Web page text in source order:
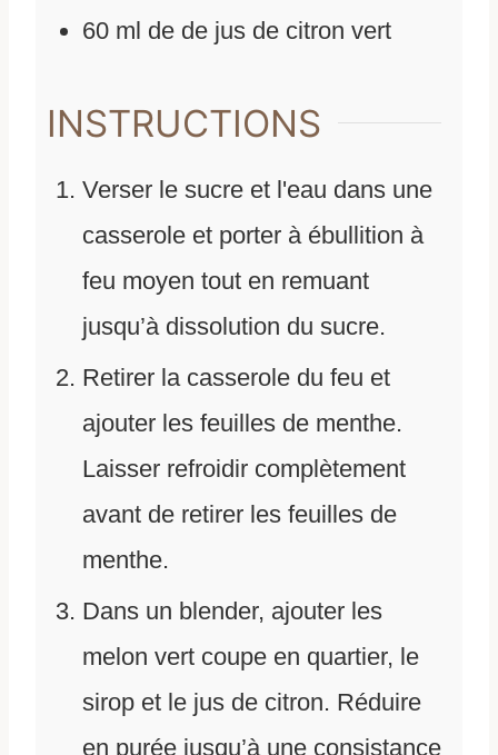
60 ml de de jus de citron vert
INSTRUCTIONS
Verser le sucre et l'eau dans une
casserole et porter à ébullition à
feu moyen tout en remuant
jusqu’à dissolution du sucre.
Retirer la casserole du feu et
ajouter les feuilles de menthe.
Laisser refroidir complètement
avant de retirer les feuilles de
menthe.
Dans un blender, ajouter les
melon vert coupe en quartier, le
sirop et le jus de citron. Réduire
en purée jusqu’à une consistance